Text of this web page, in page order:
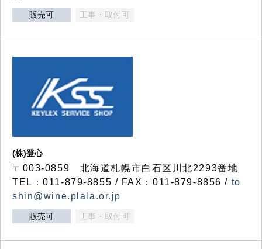
販売可 工事・取付可
(株)登心
〒003-0859 北海道札幌市白石区川北2293番地
TEL：011-879-8855 / FAX：011-879-8856 / to
shin@wine.plala.or.jp
販売可 工事・取付可